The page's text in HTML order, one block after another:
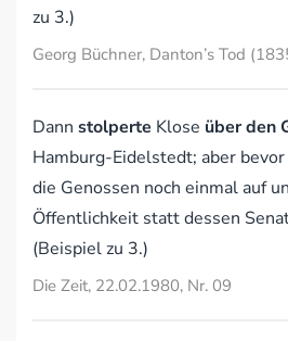
zu 3.)
Georg Büchner, Danton’s Tod
Dann stolperte Klose über den
Hamburg-Eidelstedt; aber
die Genossen noch einmal auf
Öffentlichkeit statt dessen
(Beispiel zu 3.)
Die Zeit, 22.02.1980, Nr. 09